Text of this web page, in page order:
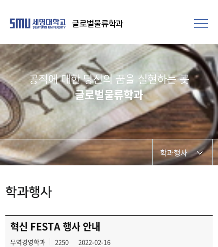
글로벌물류학과
공직에 대한 당신의 꿈을 실현하는 곳​
글로벌물류학과
학과행사
학과행사
혁신 FESTA 행사 안내
무역경영학과 2250 2022-02-16